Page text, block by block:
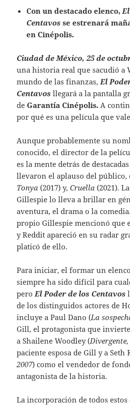
Con un destacado elenco,
Centavos se estrenará
en Cinépolis.
Ciudad de México, 25 de
una historia real que sacudió a
mundo de las finanzas, El
Centavos llegará a la pantalla
deGarantía Cinépolis. A
por qué es una película que
Aunque probablemente su
conocido, el director de la
es la mente detrás de
llevaron el aplauso del público,
Tonya (2017) y,Cruella (2021).
Gillespie lo lleva a brillar en
aventura, el drama o la
propio Gillespie mencionó que
y Reddit apareció en su radar
platicó de ello.
Para iniciar, el formar un
siempre ha sido difícil para
pero El Poder de los Centavos
de los distinguidos actores de
incluye a Paul Dano (La
Gill, el protagonista que
a Shailene Woodley (Divergente,
paciente esposa de Gill y a Seth
2007) como el vendedor de
antagonista de la historia.
La incorporación de todos